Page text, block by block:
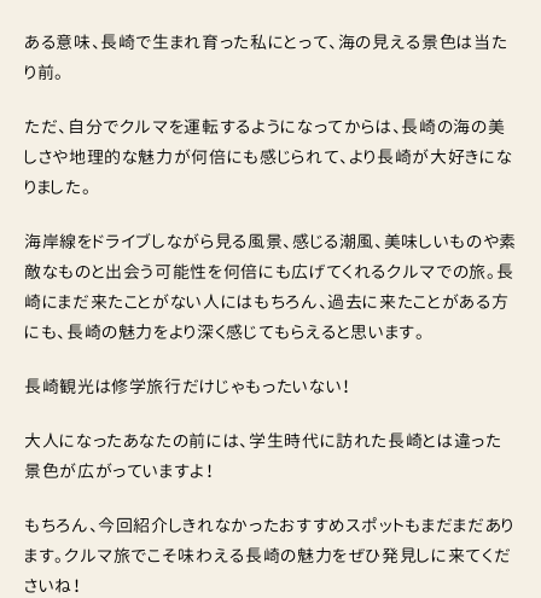
ある意味、長崎で生まれ育った私にとって、海の見える景色は当た
り前。
ただ、自分でクルマを運転するようになってからは、長崎の海の美
しさや地理的な魅力が何倍にも感じられて、より長崎が大好きにな
りました。
海岸線をドライブしながら見る風景、感じる潮風、美味しいものや素
敵なものと出会う可能性を何倍にも広げてくれるクルマでの旅。長
崎にまだ来たことがない人にはもちろん、過去に来たことがある方
にも、長崎の魅力をより深く感じてもらえると思います。
長崎観光は修学旅行だけじゃもったいない！
大人になったあなたの前には、学生時代に訪れた長崎とは違った
景色が広がっていますよ！
もちろん、今回紹介しきれなかったおすすめスポットもまだまだあり
ます。クルマ旅でこそ味わえる長崎の魅力をぜひ発見しに来てくだ
さいね！